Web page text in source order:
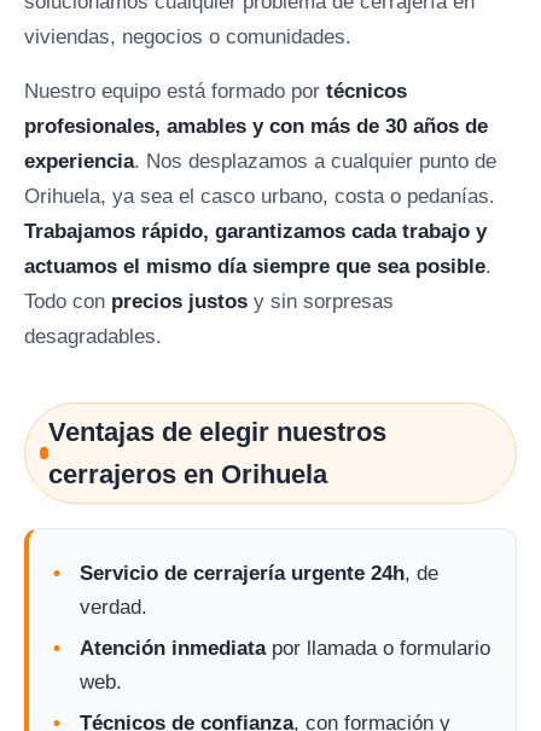
viviendas, negocios o comunidades.
Nuestro equipo está formado por técnicos
profesionales, amables y con más de 30 años de
experiencia. Nos desplazamos a cualquier punto de
Orihuela, ya sea el casco urbano, costa o pedanías.
Trabajamos rápido, garantizamos cada trabajo y
actuamos el mismo día siempre que sea posible.
Todo con precios justos y sin sorpresas
desagradables.
Ventajas de elegir nuestros
cerrajeros en Orihuela
Servicio de cerrajería urgente 24h, de
verdad.
Atención inmediatapor llamada o formulario
web.
Técnicos de confianza, con formación y